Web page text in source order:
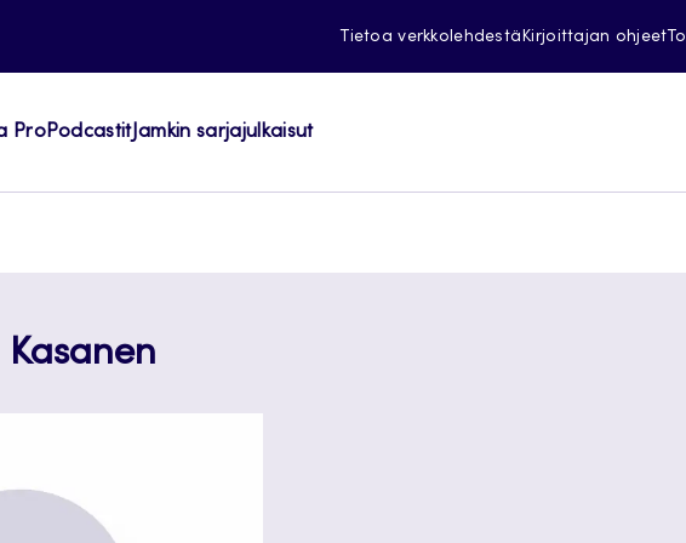
Tietoa verkkolehdestäKirjoittajan ohjeet
ProPodcastitJamkin sarjajulkaisut